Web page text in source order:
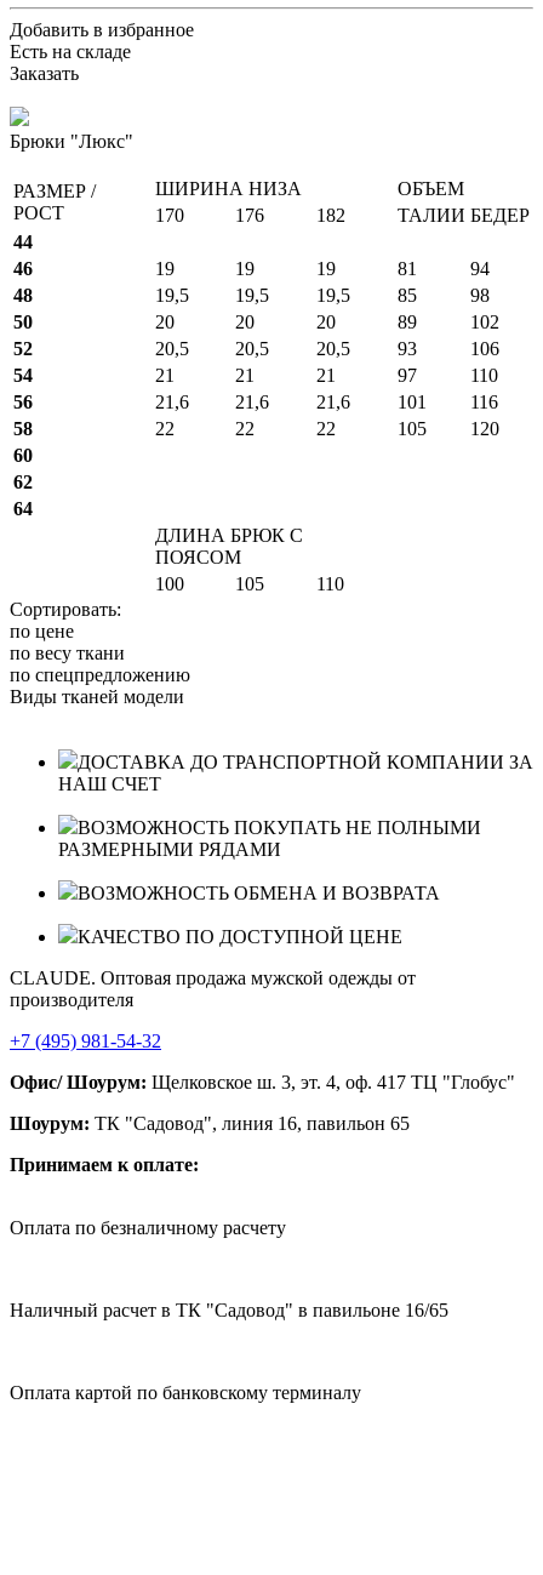
Добавить в избранное
Есть на складе
Заказать
Брюки "Люкс"
РАЗМЕР /
РОСТ
ШИРИНА НИЗА
ОБЪЕМ
170
176 182 ТАЛИИ БЕДЕР
44
46
19 19 19 81
94
48
19,5 19,5 19,5 85
98
50
20 20 20 89
102
52
20,5 20,5 20,5 93
106
54
21 21 21 97
110
56
21,6 21,6 21,6 101
116
58
22 22 22 105
120
60
62
64
ДЛИНА БРЮК С
ПОЯСОМ
100
105
110
Сортировать:
по цене
по весу ткани
по спецпредложению
Виды тканей модели
ДОСТАВКА ДО ТРАНСПОРТНОЙ КОМПАНИИ ЗА
НАШ СЧЕТ
ВОЗМОЖНОСТЬ ПОКУПАТЬ НЕ ПОЛНЫМИ
РАЗМЕРНЫМИ РЯДАМИ
ВОЗМОЖНОСТЬ ОБМЕНА И ВОЗВРАТА
КАЧЕСТВО ПО ДОСТУПНОЙ ЦЕНЕ
CLAUDE. Оптовая продажа мужской одежды от
производителя
+7 (495) 981-54-32
Офис/ Шоурум: Щелковское ш. 3, эт. 4, оф. 417 ТЦ "Глобус"
Шоурум: ТК "Садовод", линия 16, павильон 65
Принимаем к оплате:
Оплата по безналичному расчету
Наличный расчет в ТК "Садовод" в павильоне 16/65
Оплата картой по банковскому терминалу